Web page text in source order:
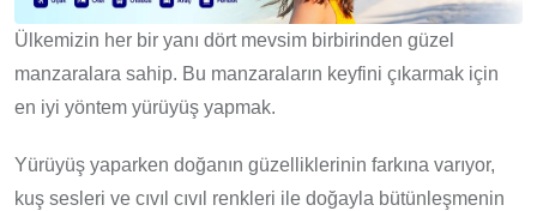
Ülkemizin her bir yanı dört mevsim birbirinden güzel
manzaralara sahip. Bu manzaraların keyfini çıkarmak için
en iyi yöntem yürüyüş yapmak.
Yürüyüş yaparken doğanın güzelliklerinin farkına varıyor,
kuş sesleri ve cıvıl cıvıl renkleri ile doğayla bütünleşmenin